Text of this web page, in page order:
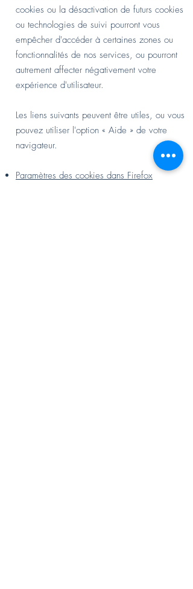
cookies ou la désactivation de futurs cookies
ou technologies de suivi pourront vous
empêcher d'accéder à certaines zones ou
fonctionnalités de nos services, ou pourront
autrement affecter négativement votre
expérience d'utilisateur.
Les liens suivants peuvent être utiles, ou vous
pouvez utiliser l'option « Aide » de votre
navigateur.
Paramètres des cookies dans Firefox